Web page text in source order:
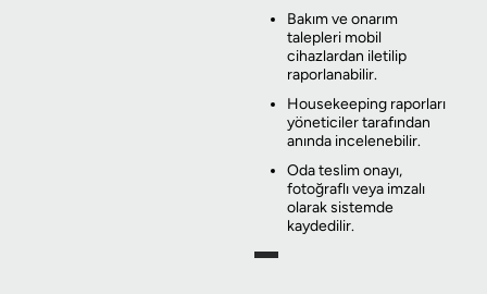
Bakım ve onarım
talepleri mobil
cihazlardan iletilip
raporlanabilir.
Housekeeping raporları
yöneticiler tarafından
anında incelenebilir.
Oda teslim onayı,
fotoğraflı veya imzalı
olarak sistemde
kaydedilir.